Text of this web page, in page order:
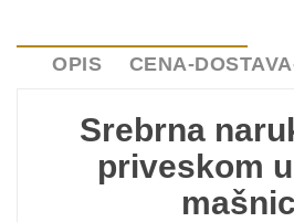
OPIS CENA-
Srebrna
priveskom